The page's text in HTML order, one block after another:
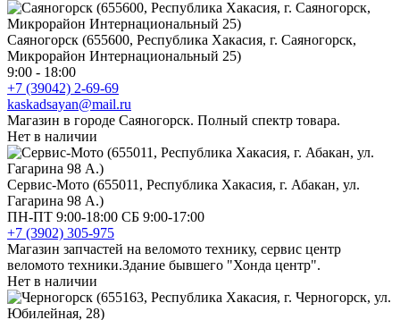
Саяногорск (655600, Республика Хакасия, г. Саяногорск,
Микрорайон Интернациональный 25)
9:00 - 18:00
+7 (39042) 2-69-69
kaskadsayan@mail.ru
Магазин в городе Саяногорск. Полный спектр товара.
Нет в наличии
Сервис-Мото (655011, Республика Хакасия, г. Абакан, ул.
Гагарина 98 А.)
ПН-ПТ 9:00-18:00 СБ 9:00-17:00
+7 (3902) 305-975
Магазин запчастей на веломото технику, сервис центр
веломото техники.Здание бывшего "Хонда центр".
Нет в наличии